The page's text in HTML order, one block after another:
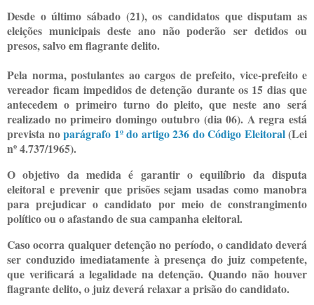
Desde o último sábado (21), os candidatos que disputam as
eleições municipais deste ano não poderão ser detidos ou
presos, salvo em flagrante delito.
Pela norma, postulantes ao cargos de prefeito, vice-prefeito e
vereador ficam impedidos de detenção durante os 15 dias que
antecedem o primeiro turno do pleito, que neste ano será
realizado no primeiro domingo outubro (dia 06). A regra está
prevista noparágrafo 1º do artigo 236 do Código Eleitoral(Lei
nº 4.737/1965).
O objetivo da medida é garantir o equilíbrio da disputa
eleitoral e prevenir que prisões sejam usadas como manobra
para prejudicar o candidato por meio de constrangimento
político ou o afastando de sua campanha eleitoral.
Caso ocorra qualquer detenção no período, o candidato deverá
ser conduzido imediatamente à presença do juiz competente,
que verificará a legalidade na detenção. Quando não houver
flagrante delito, o juiz deverá relaxar a prisão do candidato.